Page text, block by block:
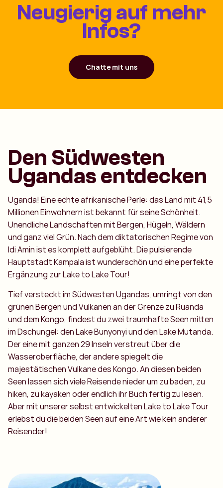
Neugierig auf mehr
Infos?
Chatte mit uns
Den Südwesten
Ugandas entdecken
Uganda! Eine echte afrikanische Perle: das Land mit 41,5
Millionen Einwohnern ist bekannt für seine Schönheit.
Unendliche Landschaften mit Bergen, Hügeln, Wäldern
und ganz viel Grün. Nach dem diktatorischen Regime von
Idi Amin ist es komplett aufgeblüht. Die pulsierende
Hauptstadt Kampala ist wunderschön und eine perfekte
Ergänzung zur Lake to Lake Tour!
Tief versteckt im Südwesten Ugandas, umringt von den
grünen Bergen und Vulkanen an der Grenze zu Ruanda
und dem Kongo, findest du zwei traumhafte Seen mitten
im Dschungel: den Lake Bunyonyi und den Lake Mutanda.
Der eine mit ganzen 29 Inseln verstreut über die
Wasseroberfläche, der andere spiegelt die
majestätischen Vulkane des Kongo. An diesen beiden
Seen lassen sich viele Reisende nieder um zu baden, zu
hiken, zu kayaken oder endlich ihr Buch fertig zu lesen.
Aber mit unserer selbst entwickelten Lake to Lake Tour
erlebst du die beiden Seen auf eine Art wie kein anderer
Reisender!